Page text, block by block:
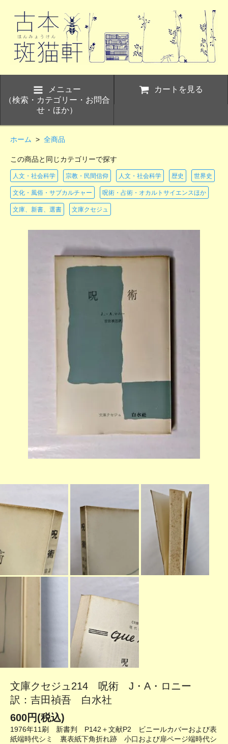
メニュー
（検索・カテゴリー・お問合
せ・ほか）
カートを見る
ホーム > 全商品
この商品と同じカテゴリーで探す
人文・社会科学 宗教・民間信仰 人文・社会科学 歴史 世界史
文化・風俗・サブカルチャー 呪術・占術・オカルトサイエンスほか
文庫、新書、選書 文庫クセジュ
文庫クセジュ214 呪術 J・A・ロニー
訳：吉田禎吾 白水社
600円(税込)
1976年11刷 新書判 P142＋文献P2 ビニールカバーおよび表
紙端時代シミ 裏表紙下角折れ跡 小口および扉ページ端時代シ